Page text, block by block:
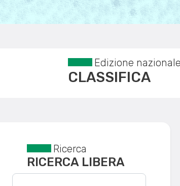
Edizione nazionale
CLASSIFICA
Reset
Ricerca
RICERCA LIBERA